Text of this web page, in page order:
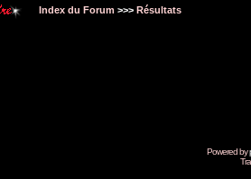
Index du Forum >>> Résultats
Powered by